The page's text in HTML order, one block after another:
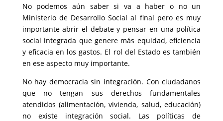
No podemos aún saber si va a haber o no un
Ministerio de Desarrollo Social al final pero es muy
importante abrir el debate y pensar en una política
social integrada que genere más equidad, eficiencia
y eficacia en los gastos. El rol del Estado es también
en ese aspecto muy importante.
No hay democracia sin integración. Con ciudadanos
que no tengan sus derechos fundamentales
atendidos (alimentación, vivienda, salud, educación)
no existe integración social. Las políticas de